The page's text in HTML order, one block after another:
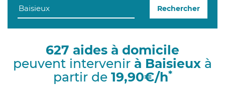
g
i
Rechercher
627 aides à domicile
peuvent intervenir à Baisieux à
partir de 19,90€/h*